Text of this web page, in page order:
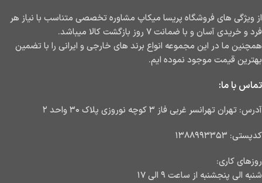
از ویژگی های فروشگاه پریسا میکاپ مشاوره تخصصی متناسب با نیاز هر
فرد و خریدی آسان و با ضمانت ۷ روز بازگشت کالا میباشد.
همچنین ما در این مجموعه انواع برند های خارجی و ایرانی را با تضمین
بهترین قیمت موجود نموده ایم.
تماس با ما:
آدرس: تهران تهرانسر غربی فاز ۳ کوچه نوروزی پلاک ۳۰ واحد ۲
کدپستی: ۱۳۸۸۹۹۳۳۵۳
روزهای کاری:
شنبه الی پنجشنبه از ساعت ۹ الی ۱۷